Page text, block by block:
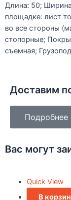
Длина: 50;
площадке: лист
во все стороны
стопорные;
съемная;
Доставим
Подробнее
Вас могут
Quick View
В